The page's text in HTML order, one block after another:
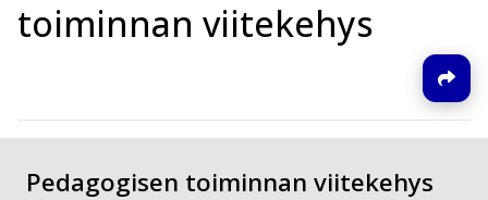
toiminnan viitekehys
Pedagogisen toiminnan viitekehys